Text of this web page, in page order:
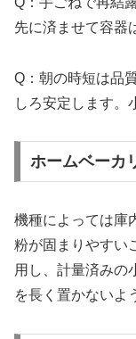
先に済ませて容器
Q：朝の時短は品
しろ安定します。
ホームベーカ
機種によっては庫
粉が固まりやすい
用し、計量済みの
を長く置かないよ